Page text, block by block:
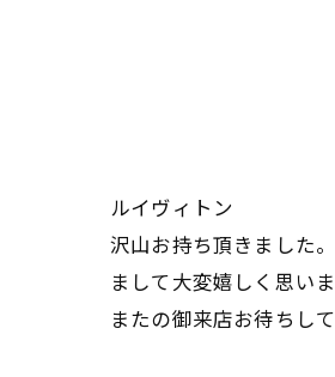
ルイヴィトン
沢山お持ち頂きました
まして大変嬉しく思い
またの御来店お待ちし